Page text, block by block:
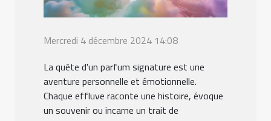
Mercredi 4 décembre 2024 14:08
La quête d'un parfum signature est une
aventure personnelle et émotionnelle.
Chaque effluve raconte une histoire, évoque
un souvenir ou incarne un trait de